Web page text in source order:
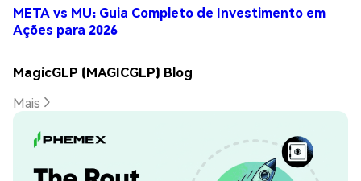
META vs MU: Guia Completo de Investimento em
Ações para 2026
MagicGLP (MAGICGLP) Blog
Mais